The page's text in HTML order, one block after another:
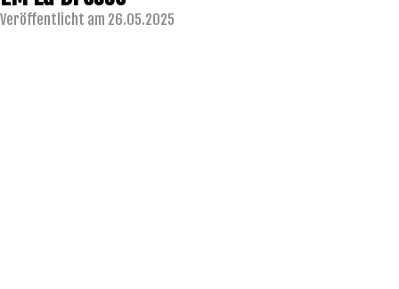
Veröffentlicht am 26.05.2025